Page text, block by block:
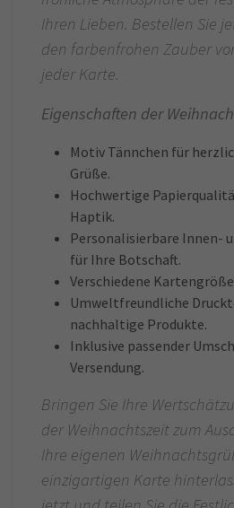
Ihren Lieben. Bestellen Sie
den farbenfrohen Zauber
jeder Karte.
Eigenschaften der
Motiv Tännchen für
Grüße.
Hochwertige
Haptik.
Personalisierbare Innen-
für Ihre Botschaft.
Verschiedene
Umweltfreundliche
nachhaltige Produkte.
Inklusive passender
Versendung.
Bringen Sie Ihre
der Weihnachtszeit zum
Ihre eigenen
einzigartigen Karte